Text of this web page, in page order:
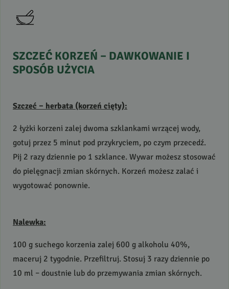
SZCZEĆ KORZEŃ – DAWKOWANIE I
SPOSÓB UŻYCIA
Szczeć – herbata (korzeń cięty):
2 łyżki korzeni zalej dwoma szklankami wrzącej wody,
gotuj przez 5 minut pod przykryciem, po czym przecedź.
Pij 2 razy dziennie po 1 szklance. Wywar możesz stosować
do pielęgnacji zmian skórnych. Korzeń możesz zalać i
wygotować ponownie.
Nalewka:
100 g suchego korzenia zalej 600 g alkoholu 40%,
maceruj 2 tygodnie. Przefiltruj. Stosuj 3 razy dziennie po
10 ml – doustnie lub do przemywania zmian skórnych.